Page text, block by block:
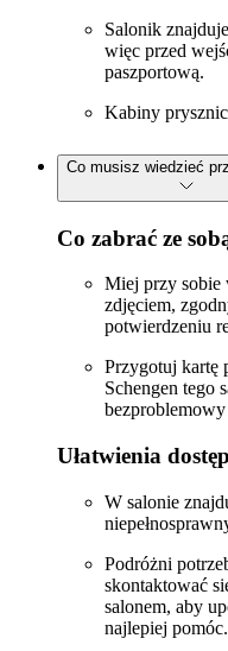
Salonik
więc przed
paszportową.
Kabiny
Co musisz wiedzieć
Co zabrać ze
Miej przy sobie
zdjęciem,
potwierdzeniu
Przygotuj kartę
Schengen tego
Ułatwienia
W salonie
Podróżni
skontaktować
salonem, aby
najlepiej pomóc.